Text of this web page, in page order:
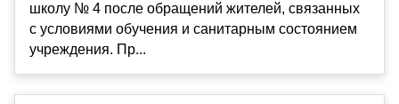
школу № 4 после обращений жителей, связанных
с условиями обучения и санитарным состоянием
учреждения. Пр...